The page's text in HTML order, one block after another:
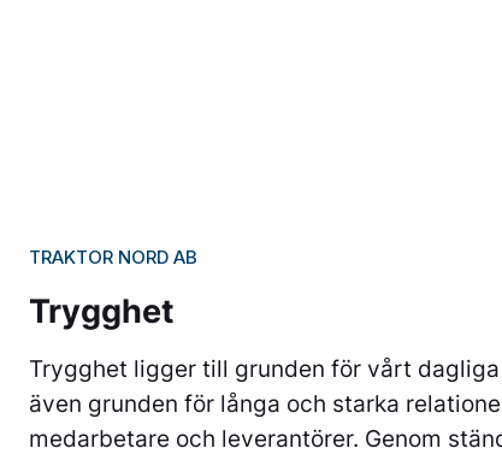
TRAKTOR NORD AB
Trygghet
Trygghet ligger till grunden för vårt
även grunden för långa och starka
medarbetare och leverantörer. Genom